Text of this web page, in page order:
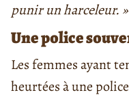
punir un harceleur. »
Une police
Les femmes ayant
heurtées à une